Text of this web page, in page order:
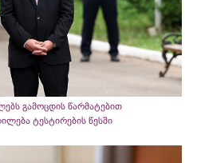
გამოცდის წარმატებით
ტესტირების წესში